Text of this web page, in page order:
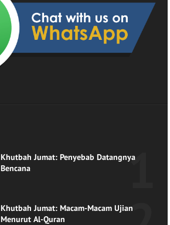
Khutbah Jumat: Penyebab Datangnya
Bencana
Khutbah Jumat: Macam-Macam Ujian
Menurut Al-Quran